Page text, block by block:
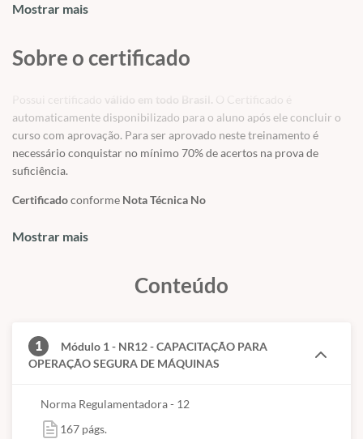
também visa os profissionais da área de segurança do trabalho que
empresas.
ocupacionais - NR12;
? Profissionais, Gestores e Consultores de SST;
? Liderança operacional;
? Engenheiros;
chão de fábrica, construção civil etc.
Mostrar mais
Sobre o certificado
Possui certificado válido em todo Brasil. O Certificado é
automaticamente disponibilizado para o aluno após ele concluir o
curso com aprovação. Para ser aprovado neste treinamento é
necessário conquistar no mínimo 70% de acertos na prova de
suficiência.
Certificadoconforme Nota Técnica No
treinamento nas modalidades
Mostrar mais
Conteúdo
1
Módulo 1 - NR12 - CAPACITAÇÃO PARA
OPERAÇÃO SEGURA DE MÁQUINAS
Norma Regulamentadora - 12
167 págs.